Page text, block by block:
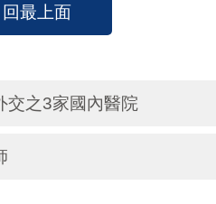
回最上面
交之3家國內醫院